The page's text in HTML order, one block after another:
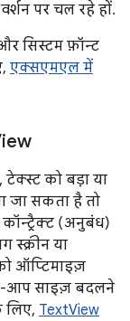
पर चल रहे हों.
सिस्टम फ़ॉन्ट
एक्सएमएल में
को बड़ा या
जा सकता है तो
(अनुबंध)
या
ऑप्टिमाइज़
आप साइज़ बदलने
लिए, TextView